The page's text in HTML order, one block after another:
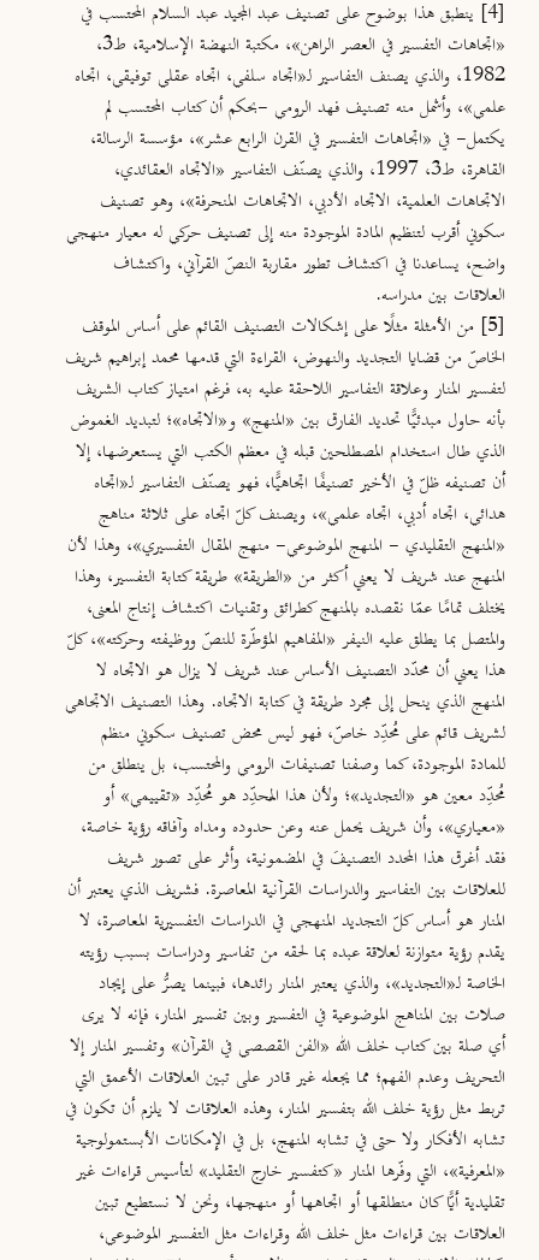
[4]
ينطبق هذا بوضوح على تصنيف عبد المجيد عبد السلام المحتسب في
«اتجاهات التفسير في العصر الراهن»، مكتبة النهضة الإسلامية، ط3،
1982، والذي يصنف التفاسير لـ«اتجاه سلفي، اتجاه عقلي توفيقي، اتجاه
علمي»، وأشمل منه تصنيف فهد الرومي -بحكم أن كتاب المحتسب لم
يكتمل- في «اتجاهات التفسير في القرن الرابع عشر»، مؤسسة الرسالة،
القاهرة، ط3، 1997، والذي يصنّف التفاسير «الاتجاه العقائدي،
الاتجاهات العلمية، الاتجاه الأدبي، الاتجاهات المنحرفة»، وهو تصنيف
سكوني أقرب لتنظيم المادة الموجودة منه إلى تصنيف حركي له معيار منهجي
واضح، يساعدنا في اكتشاف تطور مقاربة النصّ القرآني، واكتشاف
العلاقات بين مدراسه.
[5]
من الأمثلة مثلًا على إشكالات التصنيف القائم على أساس الموقف
الخاصّ من قضايا التجديد والنهوض، القراءة التي قدمها محمد إبراهيم شريف
لتفسير المنار وعلاقة التفاسير اللاحقة عليه به، فرغم امتياز كتاب الشريف
بأنه حاول مبدئيًّا تحديد الفارق بين «المنهج» و«الاتجاه»؛ لتبديد الغموض
الذي طال استخدام المصطلحين قبله في معظم الكتب التي يستعرضها، إلا
أن تصنيفه ظلّ في الأخير تصنيفًا اتجاهيًّا، فهو يصنّف التفاسير لـ«اتجاه
هدائي، اتجاه أدبي، اتجاه علمي»، ويصنف كلّ اتجاه على ثلاثة مناهج
«المنهج التقليدي - المنهج الموضوعي- منهج المقال التفسيري»، وهذا لأن
المنهج عند شريف لا يعني أكثر من «الطريقة» طريقة كتابة التفسير، وهذا
يختلف تمامًا عمّا نقصده بالمنهج كطرائق وتقنيات اكتشاف إنتاج المعنى،
والمتصل بما يطلق عليه النيفر «المفاهيم المؤطّرة للنصّ ووظيفته وحركته»، كلّ
هذا يعني أن محدّد التصنيف الأساس عند شريف لا يزال هو الاتجاه لا
المنهج الذي ينحل إلى مجرد طريقة في كتابة الاتجاه. وهذا التصنيف الاتجاهي
لشريف قائم على مُحدِّد خاصّ، فهو ليس محض تصنيف سكوني منظم
للمادة الموجودة، كما وصفنا تصنيفات الرومي والمحتسب، بل ينطلق من
مُحدِّد معين هو «التجديد»؛ ولأن هذا المُحدِّد هو مُحدِّد «تقييمي» أو
«معياري»، وأن شريف يحمل عنه وعن حدوده ومداه وآفاقه رؤية خاصة،
فقد أغرق هذا المحدد التصنيفَ في المضمونية، وأثر على تصور شريف
للعلاقات بين التفاسير والدراسات القرآنية المعاصرة. فشريف الذي يعتبر أن
المنار هو أساس كلّ التجديد المنهجي في الدراسات التفسيرية المعاصرة، لا
يقدم رؤية متوازنة لعلاقة عبده بما لحقه من تفاسير ودراسات بسبب رؤيته
الخاصة لـ«التجديد»، والذي يعتبر المنار رائدها، فبينما يصرُّ على إيجاد
صلات بين المناهج الموضوعية في التفسير وبين تفسير المنار، فإنه لا يرى
أي صلة بين كتاب خلف الله «الفن القصصي في القرآن» وتفسير المنار إلا
التحريف وعدم الفهم؛ مما يجعله غير قادر على تبين العلاقات الأعمق التي
تربط مثل رؤية خلف الله بتفسير المنار، وهذه العلاقات لا يلزم أن تكون في
تشابه الأفكار ولا حتى في تشابه المنهج، بل في الإمكانات الأبستمولوجية
«المعرفية»، التي وفّرها المنار «كتفسير خارج التقليد» لتأسيس قراءات غير
تقليدية أيًّا كان منطلقها أو اتجاهها أو منهجها، ونحن لا نستطيع تبين
العلاقات بين قراءات مثل خلف الله وقراءات مثل التفسير الموضوعي،